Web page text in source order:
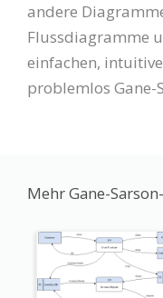
andere
Flussdiagramme
einfachen,
problemlos Gane-
Mehr Gane-